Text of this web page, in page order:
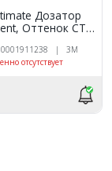
Дозатор
Оттенок CT
0001911238 | 3M
отсутствует